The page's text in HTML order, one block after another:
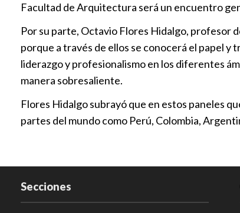
Facultad de Arquitectura será un encuentro
Por su parte, Octavio Flores Hidalgo, profesor
porque a través de ellos se conocerá el papel y
liderazgo y profesionalismo en los diferentes
manera sobresaliente.
Flores Hidalgo subrayó que en estos paneles
partes del mundo como Perú, Colombia,
Secciones